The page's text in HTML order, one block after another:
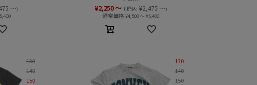
～) ¥2,250～ (税込: ¥2,475 ～)
通常価格 ¥4,500～¥5,400
130
140
150
130
140
150